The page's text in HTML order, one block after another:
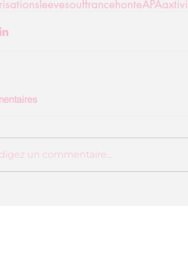
sleevesouffrancehonteAPA
un commentaire...